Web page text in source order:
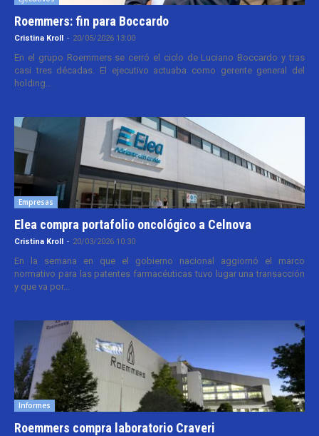
Roemmers: fin para Boccardo
Cristina Kroll - 20/05/2026 13:00
En el grupo Roemmers se cerró el ciclo de Luciano Boccardo y tras
casi tres décadas. El ejecutivo actuaba como gerente general del
holding...
Empresas
Elea compra portafolio oncológico a Celnova
Cristina Kroll - 20/03/2026 10:30
En la semana en que el gobierno nacional aggiornó el marco
normativo para las patentes farmacéuticas tuvo lugar una transacción
y que va por...
Informes
Roemmers compra laboratorio Craveri